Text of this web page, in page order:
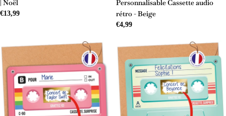
| Noël
Prix
€13,99
Personnalisable Cassette audio
rétro - Beige
Prix
régulier
€4,99